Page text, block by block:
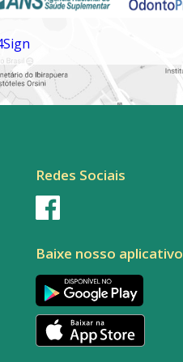
Redes Sociais
Baixe nosso aplicativo